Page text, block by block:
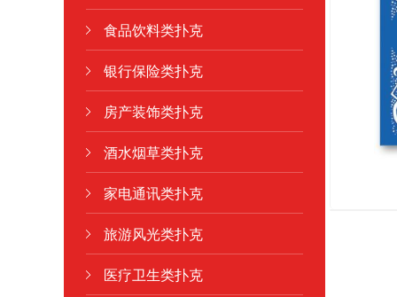
食品饮料类扑克
银行保险类扑克
房产装饰类扑克
酒水烟草类扑克
家电通讯类扑克
旅游风光类扑克
医疗卫生类扑克